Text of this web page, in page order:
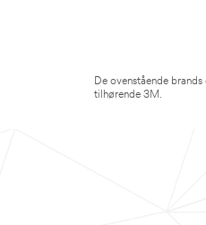
De ovenstående
tilhørende 3M.